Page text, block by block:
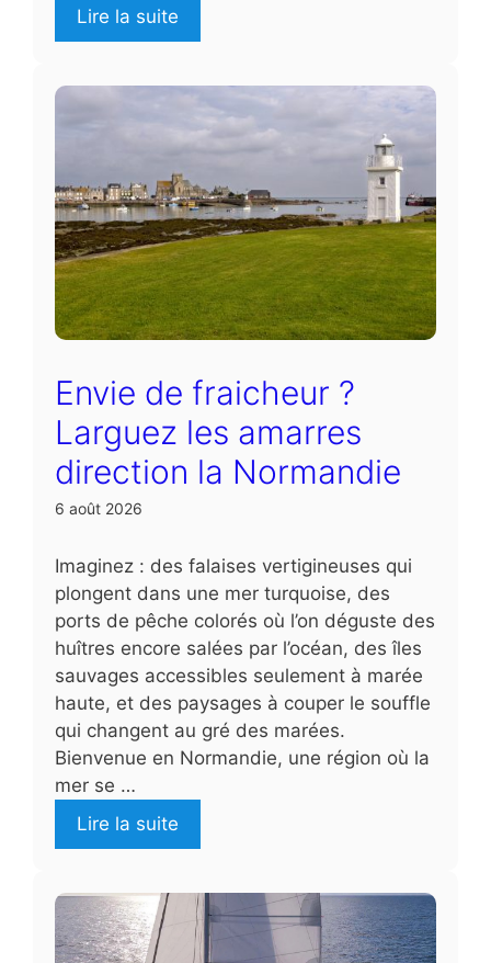
Lire la suite
Envie de fraicheur ?
Larguez les amarres
direction la Normandie
6 août 2026
Imaginez : des falaises vertigineuses qui
plongent dans une mer turquoise, des
ports de pêche colorés où l’on déguste des
huîtres encore salées par l’océan, des îles
sauvages accessibles seulement à marée
haute, et des paysages à couper le souffle
qui changent au gré des marées.
Bienvenue en Normandie, une région où la
mer se …
Lire la suite